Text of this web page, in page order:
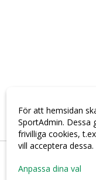
För att hemsidan
SportAdmin. Dessa
frivilliga cookies,
vill acceptera dessa.
Anpassa dina val